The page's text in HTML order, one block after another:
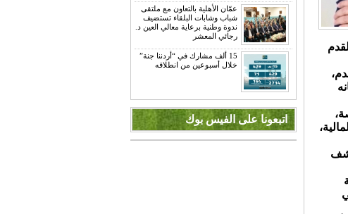
عمّان الأهلية بالتعاون مع ملتقى
شباب وشابات البلقاء تستضيف
ندوة وطنية برعاية معالي العين د.
رجائي المعشر
15 ألف مشارك في “أردننا جنة”
خلال أسبوعين من انطلاقه
اتبعونا على الفيس بوك